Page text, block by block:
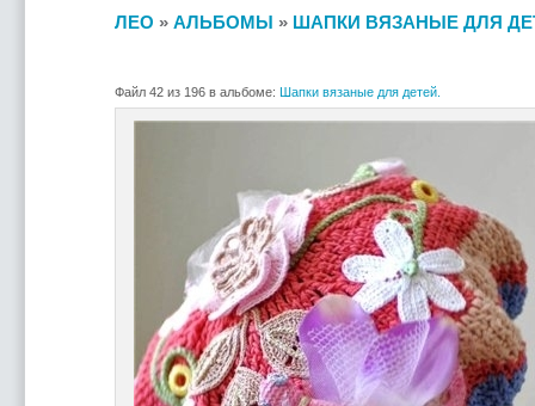
ЛЕО » АЛЬБОМЫ » ШАПКИ ВЯЗАНЫЕ ДЛЯ
Файл 42 из 196 в альбоме: Шапки вязаные для детей.